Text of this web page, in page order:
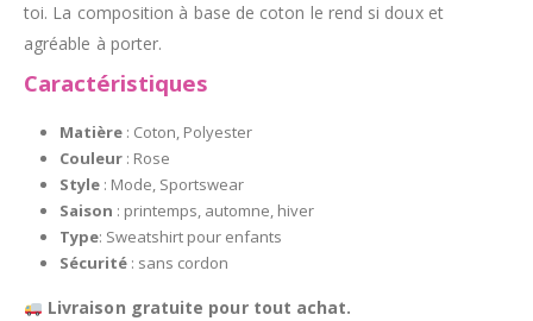
toi. La composition à base de coton le rend si doux et
agréable à porter.
Caractéristiques
Matière: Coton, Polyester
Couleur: Rose
Style: Mode, Sportswear
Saison : printemps, automne, hiver
Type: Sweatshirt pour enfants
Sécurité: sans cordon
Livraison gratuite pour tout achat.